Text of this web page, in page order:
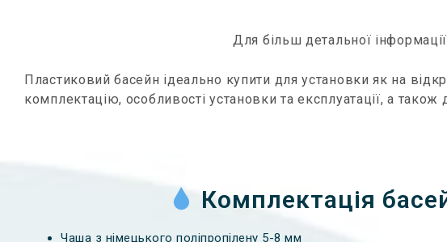
Для більш детальної
Пластиковий басейн ідеально купити для установки як на
комплектацію, особливості установки та експлуатації, а
Комплектація
Чаша з німецького поліпропілену 5-8 мм